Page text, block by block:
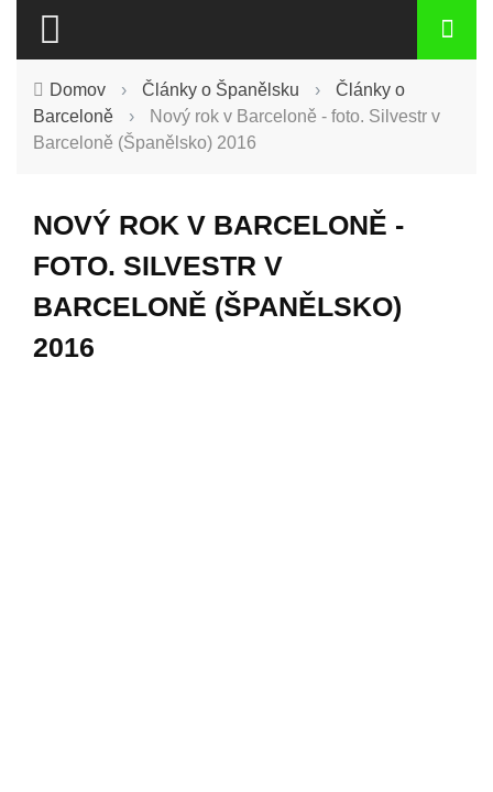
Domov › Články o Španělsku ›
Články o
Barceloně
›
Nový rok v Barceloně - foto. Silvestr v
Barceloně (Španělsko) 2016
NOVÝ ROK V BARCELONĚ -
FOTO. SILVESTR V
BARCELONĚ (ŠPANĚLSKO)
2016